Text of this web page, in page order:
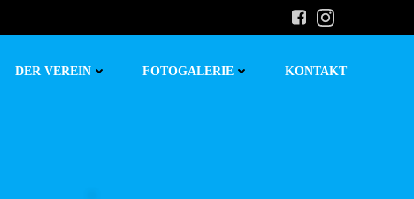
DER VEREIN FOTOGALERIE KONTAKT